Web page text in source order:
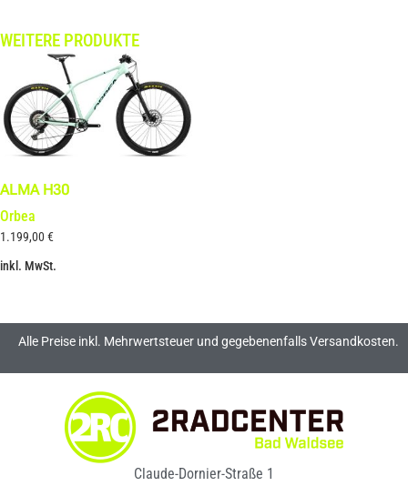
WEITERE PRODUKTE
ALMA H30
Orbea
1.199,00€
inkl. MwSt.
Alle Preise inkl. Mehrwertsteuer und gegebenenfalls Versandkosten.
Claude-Dornier-Straße 1